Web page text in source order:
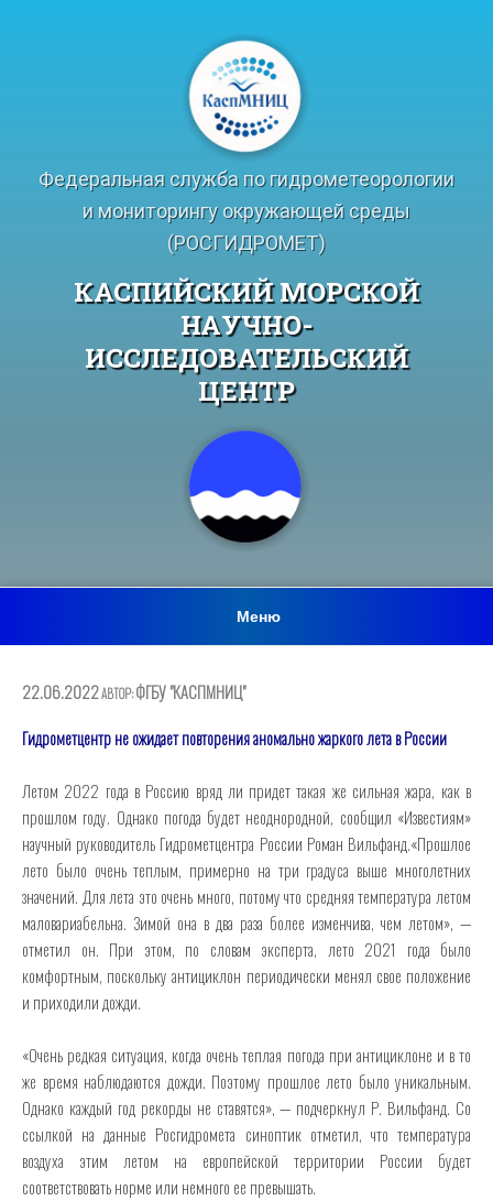
Федеральная служба по гидрометеорологии
и мониторингу окружающей среды
(РОСГИДРОМЕТ)
КАСПИЙСКИЙ МОРСКОЙ
НАУЧНО-
ИССЛЕДОВАТЕЛЬСКИЙ
ЦЕНТР
Меню
ОПУБЛИКОВАНО
22.06.2022АВТОР:ФГБУ "КАСПМНИЦ"
Гидрометцентр не ожидает повторения аномально жаркого лета в России
Летом 2022 года в Россию вряд ли придет такая же сильная жара, как в
прошлом году. Однако погода будет неоднородной, сообщил «Известиям»
научный руководитель Гидрометцентра России Роман Вильфанд.«Прошлое
лето было очень теплым, примерно на три градуса выше многолетних
значений. Для лета это очень много, потому что средняя температура летом
маловариабельна. Зимой она в два раза более изменчива, чем летом», —
отметил он. При этом, по словам эксперта, лето 2021 года было
комфортным, поскольку антициклон периодически менял свое положение
и приходили дожди.
«Очень редкая ситуация, когда очень теплая погода при антициклоне и в то
же время наблюдаются дожди. Поэтому прошлое лето было уникальным.
Однако каждый год рекорды не ставятся», — подчеркнул Р. Вильфанд. Со
ссылкой на данные Росгидромета синоптик отметил, что температура
воздуха этим летом на европейской территории России будет
соответствовать норме или немного ее превышать.